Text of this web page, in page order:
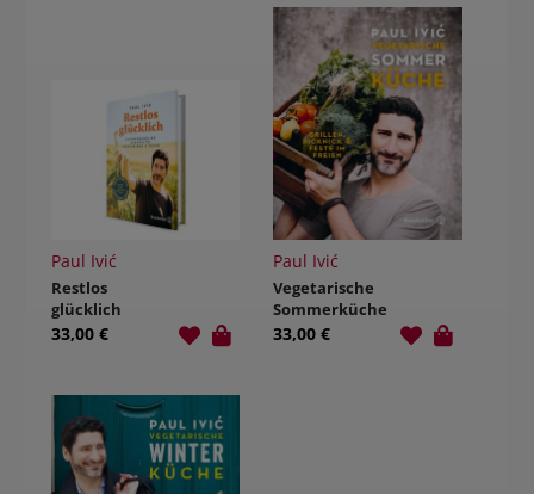
Paul Ivić
Restlos
glücklich
33,00 €
Paul Ivić
Vegetarische
Sommerküche
33,00 €